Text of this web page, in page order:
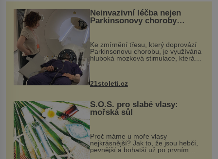
Neinvazivní léčba nejen
Parkinsonovy choroby
Ke zmírnění třesu, který doprovází
Parkinsonovu chorobu, je využívána
hluboká mozková stimulace, která
však vyžaduje vysoce invazivní
zákrok. Ultrazvuk zase není vhodný
k dostatečně přesnému zacílení ...
21stoleti.cz
S.O.S. pro slabé vlasy:
mořská sůl
Proč máme u moře vlasy
nejkrásnější? Jak to, že jsou hebčí,
pevnější a bohatší už po prvním